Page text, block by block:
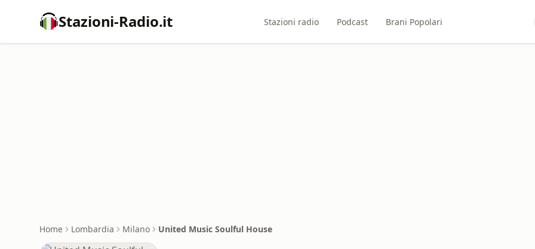
Stazioni-Radio.it Stazioni radio Podcast Brani Popolari
Home Lombardia Milano United Music Soulful House